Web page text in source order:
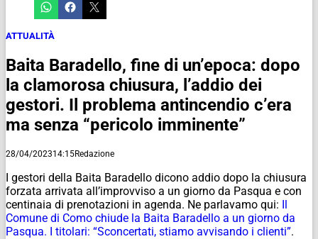
ATTUALITÀ
Baita Baradello, fine di un’epoca: dopo
la clamorosa chiusura, l’addio dei
gestori. Il problema antincendio c’era
ma senza “pericolo imminente”
28/04/202314:15Redazione
I gestori della Baita Baradello dicono addio dopo la chiusura
forzata arrivata all’improvviso a un giorno da Pasqua e con
centinaia di prenotazioni in agenda. Ne parlavamo qui: Il
Comune di Como chiude la Baita Baradello a un giorno da
Pasqua. I titolari: “Sconcertati, stiamo avvisando i clienti”.